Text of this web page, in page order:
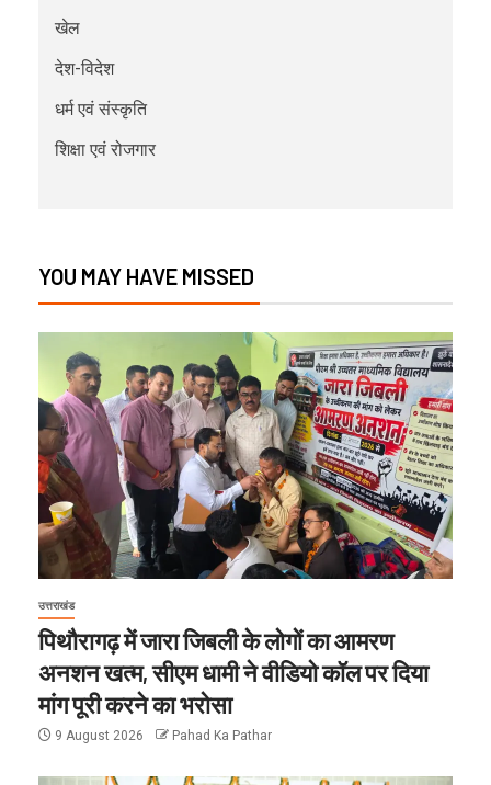
खेल
देश-विदेश
धर्म एवं संस्कृति
शिक्षा एवं रोजगार
YOU MAY HAVE MISSED
उत्तराखंड
पिथौरागढ़ में जारा जिबली के लोगों का आमरण
अनशन खत्म, सीएम धामी ने वीडियो कॉल पर दिया
मांग पूरी करने का भरोसा
9 August 2026 Pahad Ka Pathar